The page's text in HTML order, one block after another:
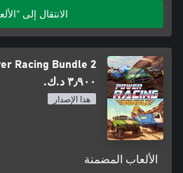
الانتقال إلى
Racing Bundle 2
٣٫٩٠٠ د.ك.‏
هذا الإصدار
الألعاب المضمنة